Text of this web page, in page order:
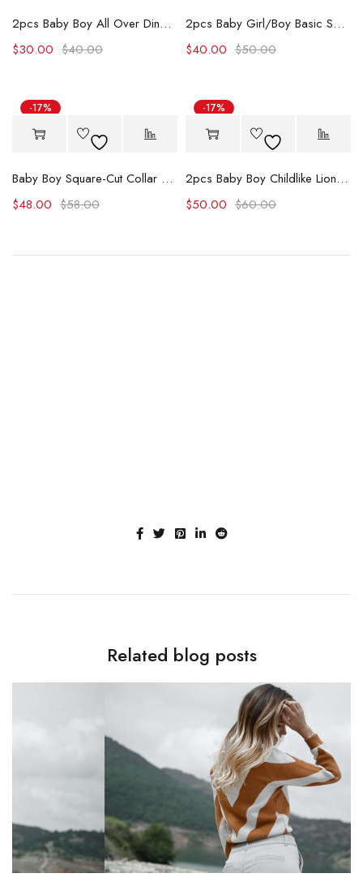
2pcs Baby Boy All Over Dinosaur Print Short-sleeve Tee and Solid Shorts Set
$40.00
$30.00
2pcs Baby Girl/Boy Basic Solid Color Long Sleeve Jumpsuit
$50.00
$40.00
-17%
Baby Boy Square-Cut Collar Tropical Floral Print Romper and Overall Shorts Set
$58.00
$48.00
-17%
2pcs Baby Boy Childlike Lion and Zebra Pattern Hanging Strap Set
$60.00
$50.00
Related blog posts